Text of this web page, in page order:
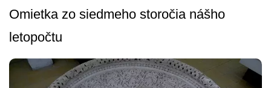
Omietka zo siedmeho storočia nášho
letopočtu